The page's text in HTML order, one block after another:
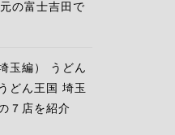
の富士吉田で
玉編） うどん
どん王国 埼玉
７店を紹介